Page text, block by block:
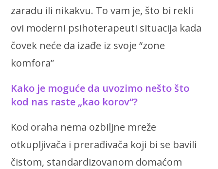
zaradu ili nikakvu. To vam je, što bi rekli
ovi moderni psihoterapeuti situacija kada
čovek neće da izađe iz svoje “zone
komfora”
Kako je moguće da uvozimo nešto što
kod nas raste „kao korov“?
Kod oraha nema ozbiljne mreže
otkupljivača i prerađivača koji bi se bavili
čistom, standardizovanom domaćom